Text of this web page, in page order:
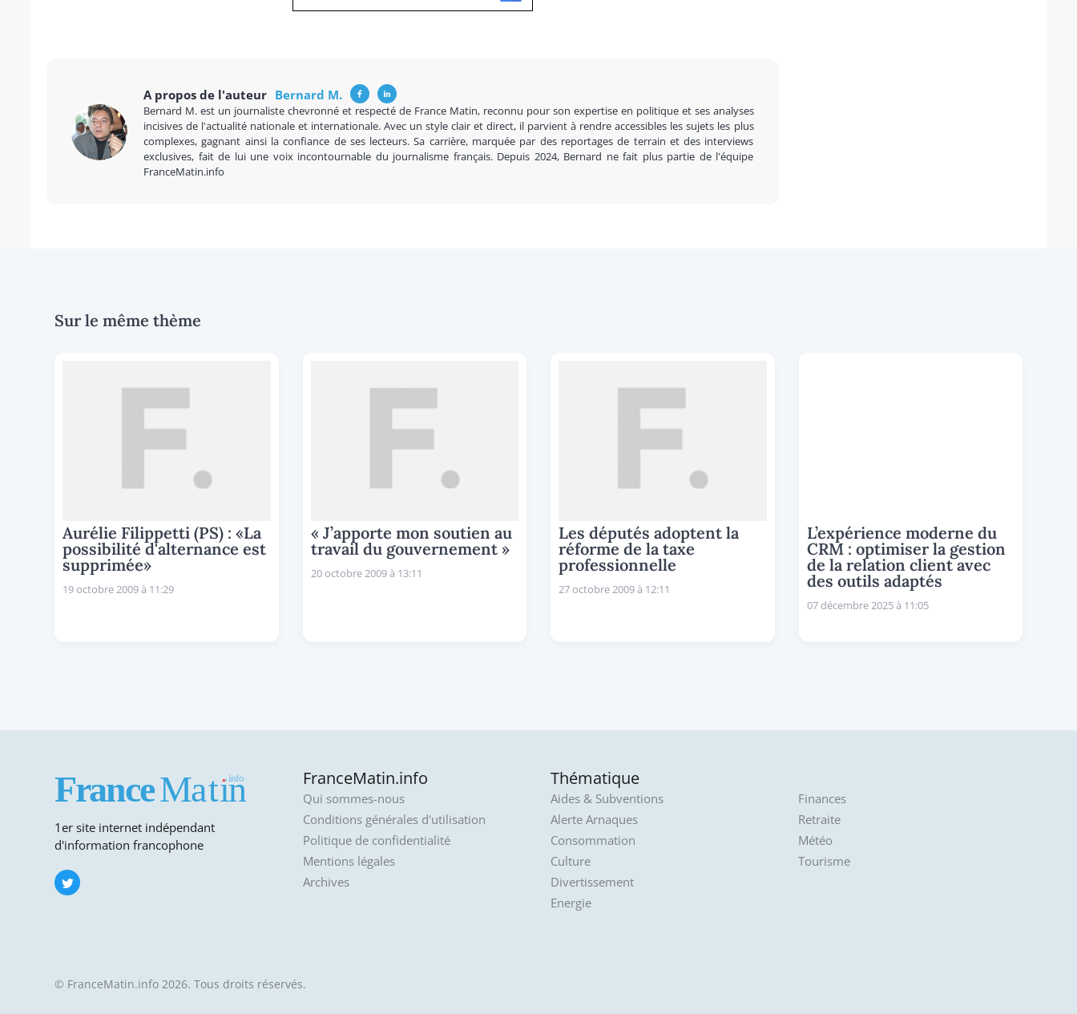
A propos de l'auteur Bernard M.
Bernard M. est un journaliste chevronné et respecté de France Matin, reconnu pour son expertise en politique et ses analyses
incisives de l'actualité nationale et internationale. Avec un style clair et direct, il parvient à rendre accessibles les sujets les plus
complexes, gagnant ainsi la confiance de ses lecteurs. Sa carrière, marquée par des reportages de terrain et des interviews
exclusives, fait de lui une voix incontournable du journalisme français. Depuis 2024, Bernard ne fait plus partie de l'équipe
FranceMatin.info
Sur le même thème
Aurélie Filippetti (PS) : «La
possibilité d'alternance est
supprimée»
19 octobre 2009 à 11:29
« J’apporte mon soutien au
travail du gouvernement »
20 octobre 2009 à 13:11
Les députés adoptent la
réforme de la taxe
professionnelle
27 octobre 2009 à 12:11
L’expérience moderne du
CRM : optimiser la gestion
de la relation client avec
des outils adaptés
07 décembre 2025 à 11:05
1er site internet indépendant
d'information francophone
FranceMatin.info
Qui sommes-nous
Conditions générales d'utilisation
Politique de confidentialité
Mentions légales
Archives
Thématique
Aides & Subventions
Alerte Arnaques
Consommation
Culture
Divertissement
Energie
Finances
Retraite
Météo
Tourisme
© FranceMatin.info 2026. Tous droits réservés.